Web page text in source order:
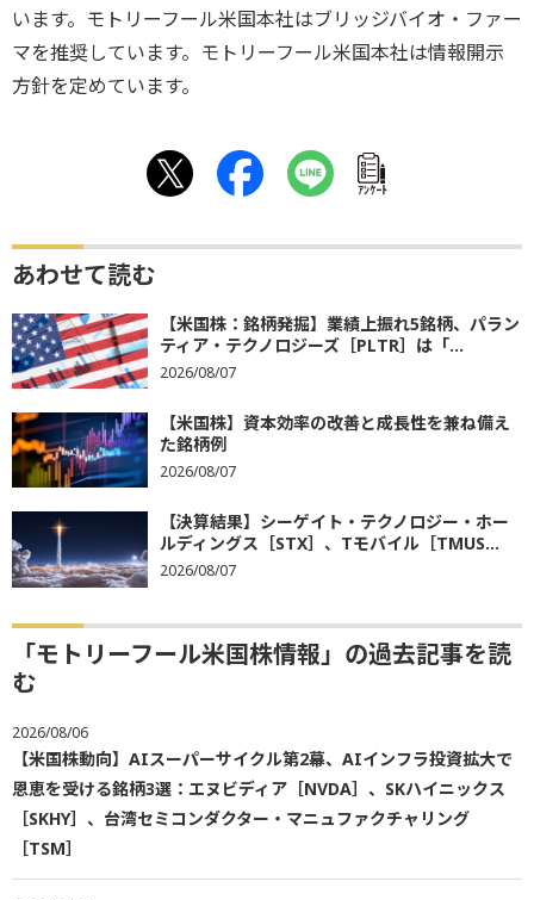
います。モトリーフール米国本社はブリッジバイオ・ファー
マを推奨しています。モトリーフール米国本社は情報開示
方針を定めています。
ｱﾝｹｰﾄ
あわせて読む
【米国株：銘柄発掘】業績上振れ5銘柄、パラン
ティア・テクノロジーズ［PLTR］は「...
2026/08/07
【米国株】資本効率の改善と成長性を兼ね備え
た銘柄例
2026/08/07
【決算結果】シーゲイト・テクノロジー・ホー
ルディングス［STX］、Tモバイル［TMUS...
2026/08/07
「モトリーフール米国株情報」の過去記事を読
む
2026/08/06
【米国株動向】AIスーパーサイクル第2幕、AIインフラ投資拡大で
恩恵を受ける銘柄3選：エヌビディア［NVDA］、SKハイニックス
［SKHY］、台湾セミコンダクター・マニュファクチャリング
［TSM］